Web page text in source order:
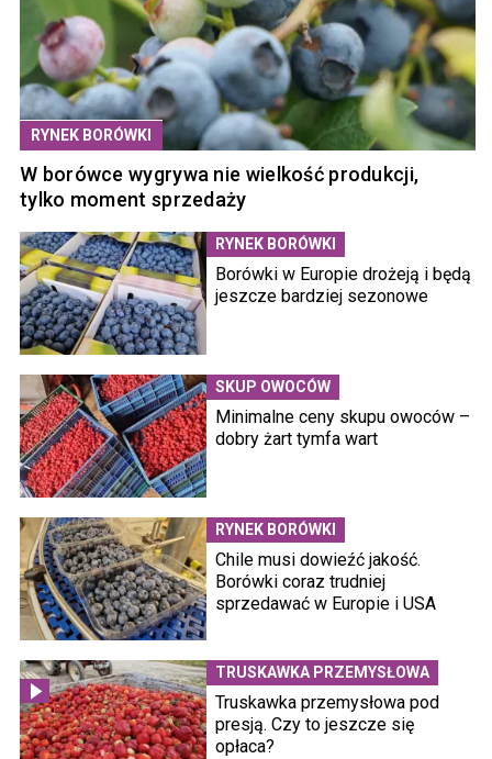
RYNEK BORÓWKI
W borówce wygrywa nie wielkość produkcji,
tylko moment sprzedaży
RYNEK BORÓWKI
Borówki w Europie drożeją i będą
jeszcze bardziej sezonowe
SKUP OWOCÓW
Minimalne ceny skupu owoców –
dobry żart tymfa wart
RYNEK BORÓWKI
Chile musi dowieźć jakość.
Borówki coraz trudniej
sprzedawać w Europie i USA
TRUSKAWKA PRZEMYSŁOWA
Truskawka przemysłowa pod
presją. Czy to jeszcze się
opłaca?